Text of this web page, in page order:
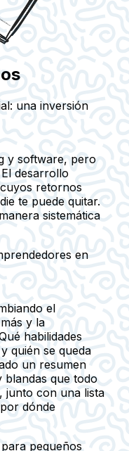
una inversión
y software, pero
desarrollo
retornos
te puede quitar.
sistemática
en
el
y la
habilidades
quién se queda
un resumen
blandas que todo
junto con una lista
dónde
pequeños